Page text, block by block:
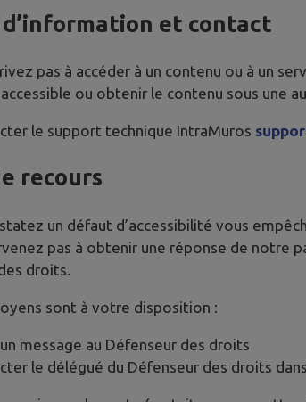
et contact
pas à accéder à un contenu ou à un
ou obtenir le contenu sous une
le support technique IntraMuros
recours
un défaut d’accessibilité vous
pas à obtenir une réponse de notre
droits.
sont à votre disposition :
message au Défenseur des droits
le délégué du Défenseur des droits